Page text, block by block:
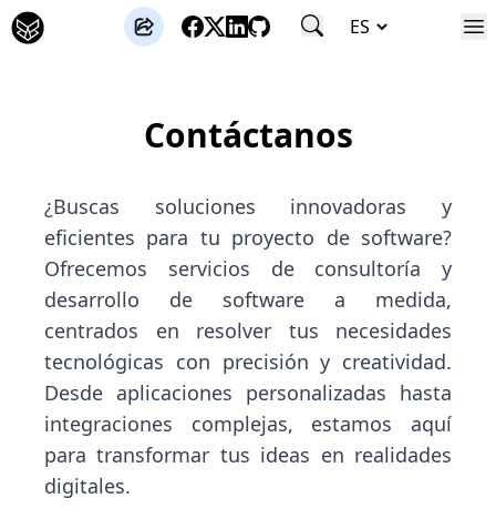
José Gutierrez
Contáctanos
¿Buscas soluciones innovadoras y
eficientes para tu proyecto de software?
Ofrecemos servicios de consultoría y
desarrollo de software a medida,
centrados en resolver tus necesidades
tecnológicas con precisión y creatividad.
Desde aplicaciones personalizadas hasta
integraciones complejas, estamos aquí
para transformar tus ideas en realidades
digitales.